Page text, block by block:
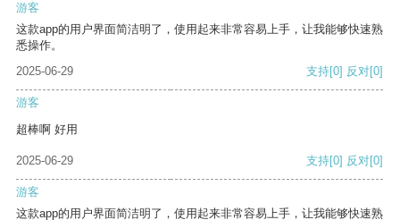
游客
这款app的用户界面简洁明了，使用起来非常容易上手，让我能够快速熟
悉操作。
2025-06-29
支持[0] 反对[0]
游客
超棒啊 好用
2025-06-29 支持[0] 反对[0]
游客
这款app的用户界面简洁明了，使用起来非常容易上手，让我能够快速熟